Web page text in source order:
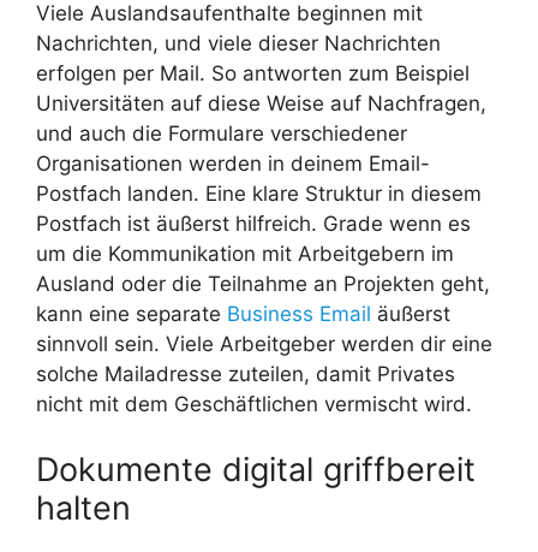
Viele Auslandsaufenthalte beginnen mit
Nachrichten, und viele dieser Nachrichten
erfolgen per Mail. So antworten zum Beispiel
Universitäten auf diese Weise auf Nachfragen,
und auch die Formulare verschiedener
Organisationen werden in deinem Email-
Postfach landen. Eine klare Struktur in diesem
Postfach ist äußerst hilfreich. Grade wenn es
um die Kommunikation mit Arbeitgebern im
Ausland oder die Teilnahme an Projekten geht,
kann eine separate Business Email äußerst
sinnvoll sein. Viele Arbeitgeber werden dir eine
solche Mailadresse zuteilen, damit Privates
nicht mit dem Geschäftlichen vermischt wird.
Dokumente digital griffbereit
halten